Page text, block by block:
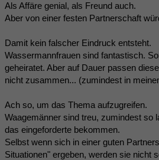
Als Affäre genial, als Freund auch.
Aber von einer festen Partnerschaft
Damit kein falscher Eindruck entsteht.
Wassermannfrauen sind fantastisch.
geheiratet. Aber auf Dauer passen
nicht zusammen... (zumindest in
Ach so, um das Thema aufzugreifen.
Waagemänner sind treu, zumindest so
das eingeforderte bekommen.
Selbst wenn sich in einer guten
Situationen" ergeben, werden sie nicht